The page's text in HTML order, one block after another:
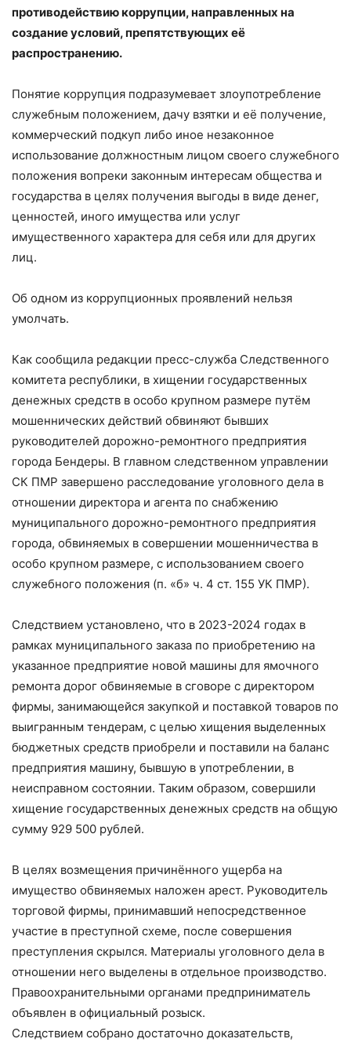
противодействию коррупции, направленных на
создание условий, препятствующих её
распространению.
Понятие коррупция подразумевает злоупотребление
служебным положением, дачу взятки и её получение,
коммерческий подкуп либо иное незаконное
использование должностным лицом своего служебного
положения вопреки законным интересам общества и
государства в целях получения выгоды в виде денег,
ценностей, иного имущества или услуг
имущественного характера для себя или для других
лиц.
Об одном из коррупционных проявлений нельзя
умолчать.
Как сообщила редакции пресс-служба Следственного
комитета республики, в хищении государственных
денежных средств в особо крупном размере путём
мошеннических действий обвиняют бывших
руководителей дорожно-ремонтного предприятия
города Бендеры. В главном следственном управлении
СК ПМР завершено расследование уголовного дела в
отношении директора и агента по снабжению
муниципального дорожно-ремонтного предприятия
города, обвиняемых в совершении мошенничества в
особо крупном размере, с использованием своего
служебного положения (п. «б» ч. 4 ст. 155 УК ПМР).
Следствием установлено, что в 2023-2024 годах в
рамках муниципального заказа по приобретению на
указанное предприятие новой машины для ямочного
ремонта дорог обвиняемые в сговоре с директором
фирмы, занимающейся закупкой и поставкой товаров по
выигранным тендерам, с целью хищения выделенных
бюджетных средств приобрели и поставили на баланс
предприятия машину, бывшую в употреблении, в
неисправном состоянии. Таким образом, совершили
хищение государственных денежных средств на общую
сумму 929 500 рублей.
В целях возмещения причинённого ущерба на
имущество обвиняемых наложен арест. Руководитель
торговой фирмы, принимавший непосредственное
участие в преступной схеме, после совершения
преступления скрылся. Материалы уголовного дела в
отношении него выделены в отдельное производство.
Правоохранительными органами предприниматель
объявлен в официальный розыск.
Следствием собрано достаточно доказательств,